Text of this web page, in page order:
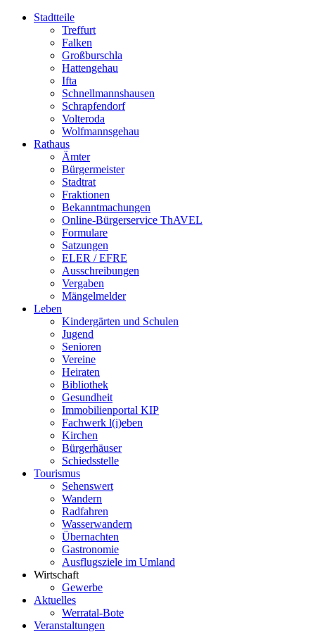
Stadtteile
Treffurt
Falken
Großburschla
Hattengehau
Ifta
Schnellmannshausen
Schrapfendorf
Volteroda
Wolfmannsgehau
Rathaus
Ämter
Bürgermeister
Stadtrat
Fraktionen
Bekanntmachungen
Online-Bürgerservice ThAVEL
Formulare
Satzungen
ELER / EFRE
Ausschreibungen
Vergaben
Mängelmelder
Leben
Kindergärten und Schulen
Jugend
Senioren
Vereine
Heiraten
Bibliothek
Gesundheit
Immobilienportal KIP
Fachwerk l(i)eben
Kirchen
Bürgerhäuser
Schiedsstelle
Tourismus
Sehenswert
Wandern
Radfahren
Wasserwandern
Übernachten
Gastronomie
Ausflugsziele im Umland
Wirtschaft
Gewerbe
Aktuelles
Werratal-Bote
Veranstaltungen